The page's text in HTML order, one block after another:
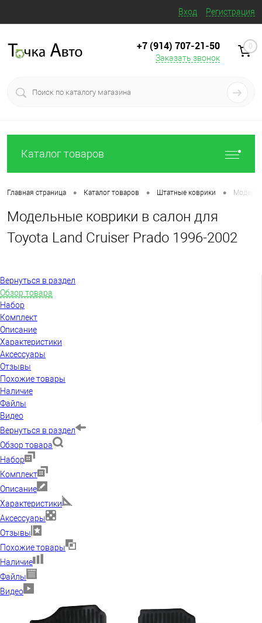
Вход Регистрация
+7 (914) 707‒21‒50
Заказать звонок
0
Каталог товаров
Главная страница • Каталог товаров • Штатные коврики •
Модельные коврики в салон для
Toyota Land Cruiser Prado 1996-2002
Вернуться в раздел
Обзор товара
Набор
Комплект
Описание
Характеристики
Аксессуары
Отзывы
Похожие товары
Наличие
Файлы
Видео
Вернуться в раздел
Обзор товара
Набор
Комплект
Описание
Характеристики
Аксессуары
Отзывы
Похожие товары
Наличие
Файлы
Видео